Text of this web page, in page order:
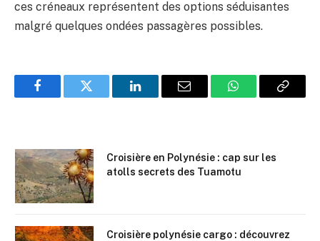
ces créneaux représentent des options séduisantes
malgré quelques ondées passagères possibles.
FacebookTwitter LinkedInEmail WhatsAppCopy
Croisière en Polynésie : cap sur les
atolls secrets des Tuamotu
Croisière polynésie cargo : découvrez